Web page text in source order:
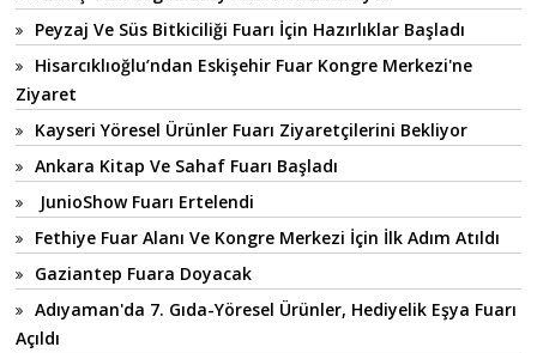
Peyzaj Ve Süs Bitkiciliği Fuarı İçin Hazırlıklar Başladı
Hisarcıklıoğlu’ndan Eskişehir Fuar Kongre Merkezi'ne
Ziyaret
Kayseri Yöresel Ürünler Fuarı Ziyaretçilerini Bekliyor
Ankara Kitap Ve Sahaf Fuarı Başladı
JunioShow Fuarı Ertelendi
Fethiye Fuar Alanı Ve Kongre Merkezi İçin İlk Adım Atıldı
Gaziantep Fuara Doyacak
Adıyaman'da 7. Gıda-Yöresel Ürünler, Hediyelik Eşya Fuarı
Açıldı